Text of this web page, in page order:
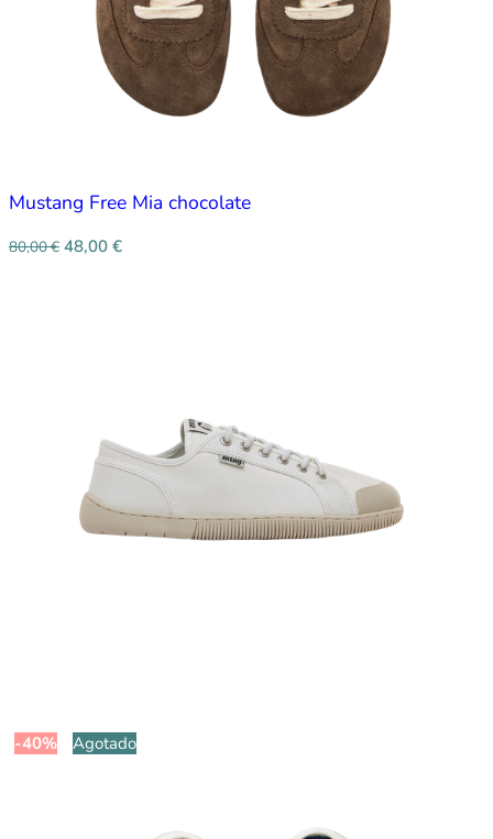
Mustang Free Mia chocolate
80,00€ 48,00 €
-40% Agotado